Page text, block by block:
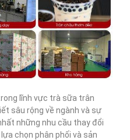
lĩnh vực trà sữa trân
sâu rộng về ngành và sự
những nhu cầu thay đổi
chọn phân phối và sản